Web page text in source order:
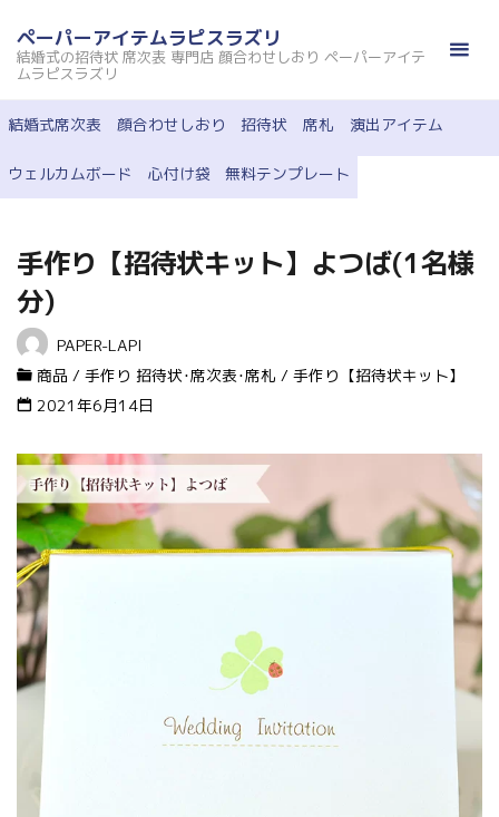
ン
ツ
へ
ス
ペーパーアイテムラピスラズリ
結婚式の招待状 席次表 専門店 顔合わせしおり ペーパーアイテ
ムラピスラズリ
結婚式席次表 顔合わせしおり 招待状 席札 演出アイテム
ウェルカムボード 心付け袋 無料テンプレート
手作り【招待状キット】よつば(1名様
分)
PAPER-LAPI
商品 / 手作り 招待状･席次表･席札 / 手作り【招待状キット】
2021年6月14日